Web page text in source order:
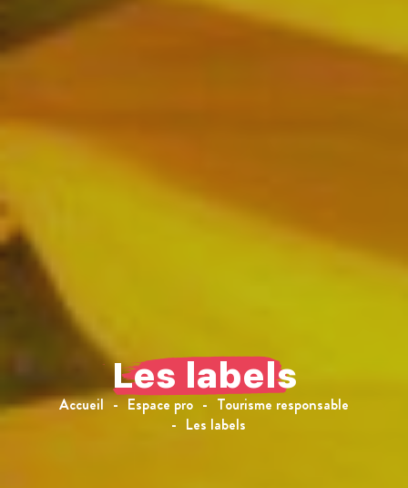
Les labels
Accueil Espace pro
Tourisme responsable
Les labels